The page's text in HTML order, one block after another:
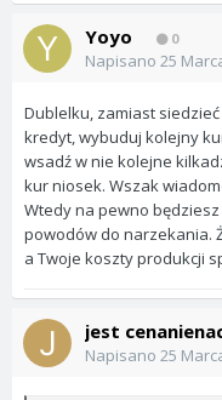
Yoyo 0
Napisano 25
Dublelku, zamiast
kredyt, wybuduj kolejny
wsadź w nie kolejne
kur niosek. Wszak
Wtedy na pewno
powodów do narzekania.
a Twoje koszty produkcji
jest
Napisano 25